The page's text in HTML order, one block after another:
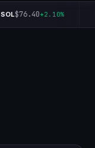
SOL$76.40+2.10%